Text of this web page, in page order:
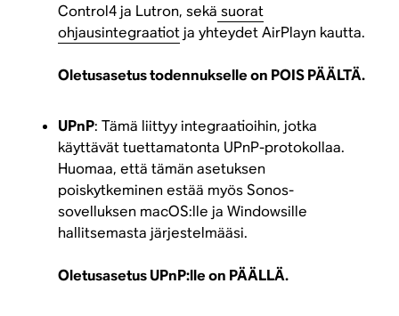
Control4 ja Lutron, sekä suorat
ohjausintegraatiotja yhteydet AirPlayn kautta.
Oletusasetus todennukselle on POIS PÄÄLTÄ.
UPnP: Tämä liittyy integraatioihin, jotka
käyttävät tuettamatonta UPnP-protokollaa.
Huomaa, että tämän asetuksen
poiskytkeminen estää myös Sonos-
sovelluksen macOS:lle ja Windowsille
hallitsemasta järjestelmääsi.
Oletusasetus UPnP:lle on PÄÄLLÄ.